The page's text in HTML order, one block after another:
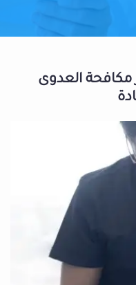
مكافحة العدوى